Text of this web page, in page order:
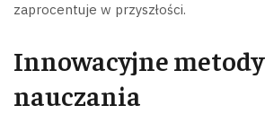
zaprocentuje w przyszłości.
Innowacyjne metody
nauczania